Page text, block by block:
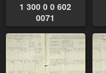
1 300 0 0 602
0071